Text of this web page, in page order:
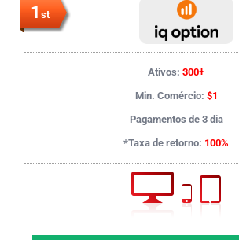
1st
Ativos: 300+
Min. Comércio: $1
Pagamentos de 3 dia
*Taxa de retorno: 100%